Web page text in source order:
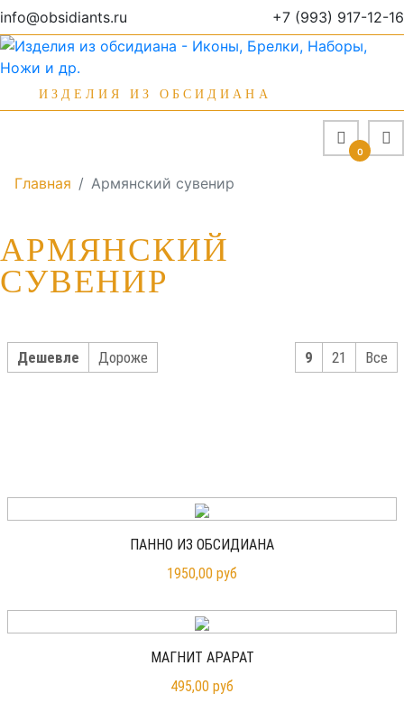
info@obsidiants.ru +7 (993) 917-12-16
ИЗДЕЛИЯ ИЗ ОБСИДИАНА
0
Главная Армянский сувенир
АРМЯНСКИЙ
СУВЕНИР
Дешевле Дороже 9 21 Все
ПАННО ИЗ ОБСИДИАНА
1950,00 руб
МАГНИТ АРАРАТ
495,00 руб